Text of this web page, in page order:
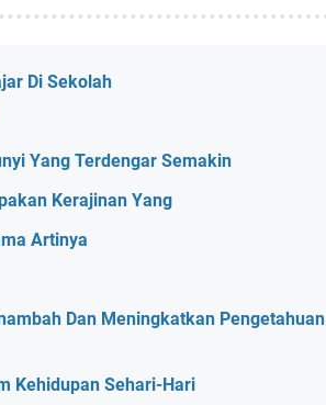
Di Sekolah
Yang Terdengar Semakin
Kerajinan Yang
Artinya
Dan Meningkatkan Pengetahuan
Kehidupan Sehari-Hari